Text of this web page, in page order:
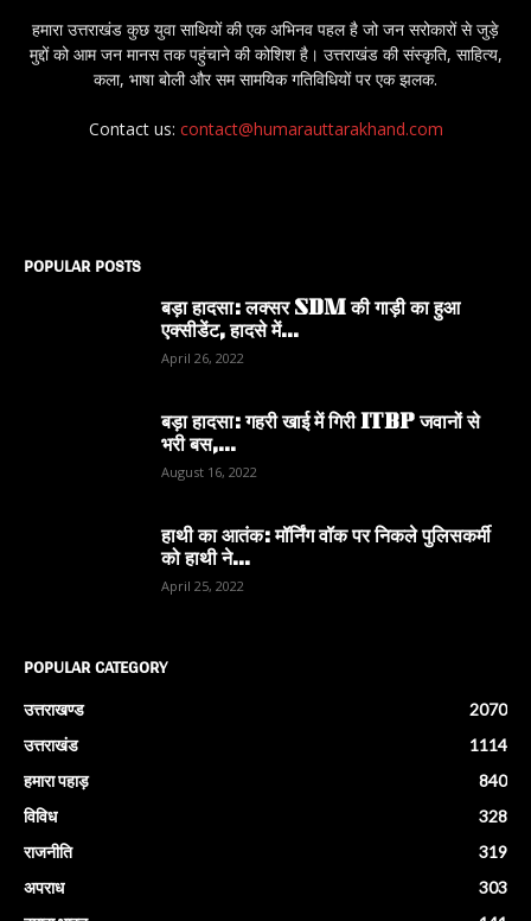
हमारा उत्तराखंड कुछ युवा साथियों की एक अभिनव पहल है जो जन सरोकारों से जुड़े
मुद्दों को आम जन मानस तक पहुंचाने की कोशिश है। उत्तराखंड की संस्कृति, साहित्य,
कला, भाषा बोली और सम सामयिक गतिविधियों पर एक झलक.
Contact us: contact@humarauttarakhand.com
POPULAR POSTS
बड़ा हादसा: लक्सर SDM की गाड़ी का हुआ
एक्सीडेंट, हादसे में...
April 26, 2022
बड़ा हादसा: गहरी खाई में गिरी ITBP जवानों से
भरी बस,...
August 16, 2022
हाथी का आतंक: मॉर्निंग वॉक पर निकले पुलिसकर्मी
को हाथी ने...
April 25, 2022
POPULAR CATEGORY
उत्तराखण्ड
2070
उत्तराखंड
1114
हमारा पहाड़
840
विविध
328
राजनीति
319
अपराध
303